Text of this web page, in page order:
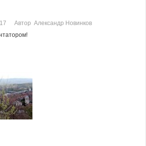
Автор Александр Новинков